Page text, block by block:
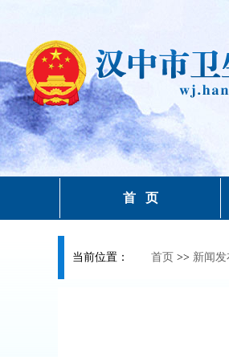
首 页
当前位置： 首页 >> 新闻发